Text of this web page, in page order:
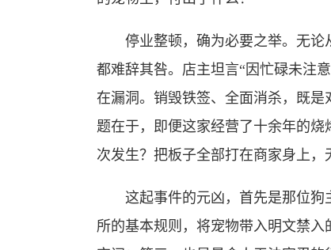
停业整顿，确为必要之举。无论
都难辞其咎。店主坦言“因忙碌未注
在漏洞。销毁铁签、全面消杀，既是
题在于，即便这家经营了十余年的
次发生？把板子全部打在商家身上，
这起事件的元凶，首先是那位狗
所的基本规则，将宠物带入明文禁